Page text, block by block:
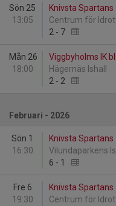
Sön 25
13:05
Knivsta Spartans
Centrum för
2 - 7
Mån 26
18:00
Viggbyholms IK
Hägernäs Ishall
2 - 2
Februari - 2026
Sön 1
16:30
Knivsta Spartans
Vilundaparkens
6 - 1
Fre 6
19:30
Knivsta Spartans
Centrum för